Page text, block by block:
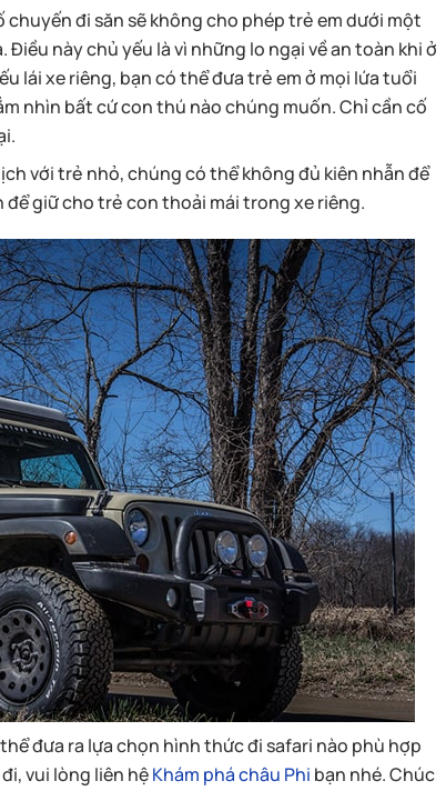
chuyến đi săn sẽ không cho phép trẻ em dưới một
này chủ yếu là vì những lo ngại về an toàn khi ở
lái xe riêng, bạn có thể đưa trẻ em ở mọi lứa tuổi
nhìn bất cứ con thú nào chúng muốn. Chỉ cần cố
với trẻ nhỏ, chúng có thể không đủ kiên nhẫn để
để giữ cho trẻ con thoải mái trong xe riêng.
đưa ra lựa chọn hình thức đi safari nào phù hợp
vui lòng liên hệKhám phá châu Phi bạn nhé. Chúc